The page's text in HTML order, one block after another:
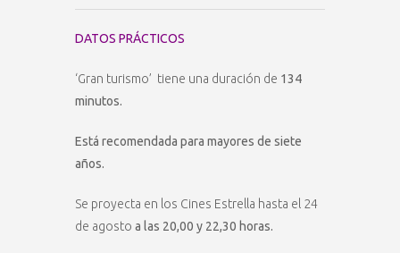
DATOS PRÁCTICOS
‘Gran turismo’ tiene una duración de 134
minutos.
Está recomendada para mayores de siete
años.
Se proyecta en los Cines Estrella hasta el 24
de agosto a las 20,00 y 22,30 horas.